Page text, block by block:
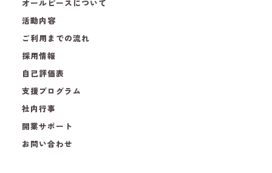
オールピースについて
活動内容
ご利用までの流れ
採用情報
自己評価表
支援プログラム
社内行事
開業サポート
お問い合わせ